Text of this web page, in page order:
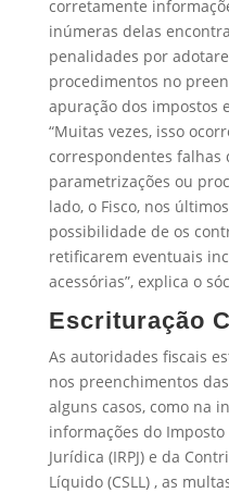
corretamente
inúmeras delas
penalidades por
procedimentos no
apuração dos impostos
“Muitas vezes, isso
correspondentes falhas
parametrizações ou
lado, o Fisco, nos
possibilidade de os
retificarem eventuais
acessórias”, explica o
Escrituração
As autoridades fiscais
nos preenchimentos
alguns casos, como na
informações do Imposto
Jurídica (IRPJ) e da
Líquido (CSLL) , as